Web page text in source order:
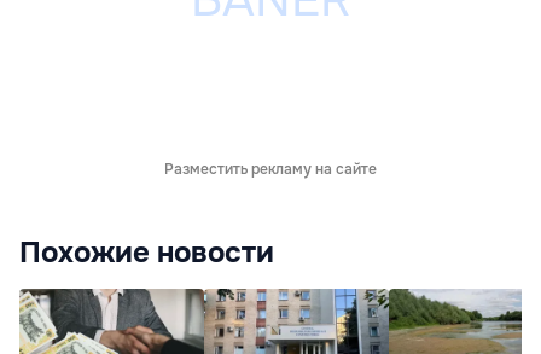
Разместить рекламу на сайте
Похожие новости